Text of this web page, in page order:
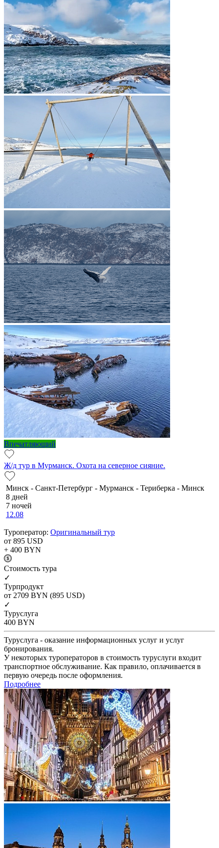
Впечатляющий
Ж/д тур в Мурманск. Охота на северное сияние.
Минск - Санкт-Петербург - Мурманск - Териберка - Минск
8 дней
7 ночей
12.08
Туроператор: Оригинальный тур
от 895 USD
+ 400 BYN
Cтоимость тура
✓
Турпродукт
от 2709 BYN (895 USD)
✓
Туруслуга
400 BYN
Туруслуга - оказание информационных услуг и услуг
бронирования.
У некоторых туроператоров в стоимость туруслуги входит
транспортное обслуживание. Как правило, оплачивается в
первую очередь после оформления.
Подробнее